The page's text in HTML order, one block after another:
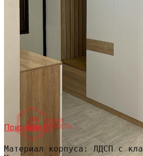
Прихожая 07
Материал корпуса: ЛДСП с